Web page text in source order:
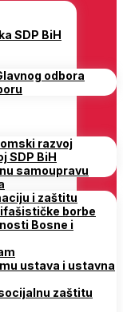
SDP BiH
odbora
razvoj
SDP BiH
samoupravu
i zaštitu
borbe
Bosne i
ustava i ustavna
zaštitu